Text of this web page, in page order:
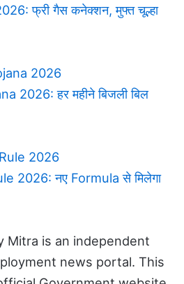
फ्री गैस कनेक्शन, मुफ्त चूल्हा
2026: हर महीने बिजली बिल
2026: नए Formula से मिलेगा
Mitra is an independent
news portal. This